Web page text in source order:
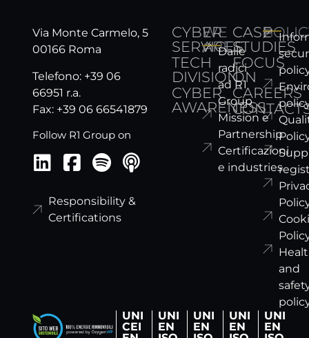
Via Monte Carmelo, 5
00166 Roma
Telefono: +39 06
66951 r.a.
Fax: +39 06 66541879
Follow R1 Group on
Responsibility &
Certifications
CYBER
SERVICES
TECH
DIVISION
CYBER
AWARENESS
WE
AREDalle
radici
ad R1
Group
Mission e
Partnership
Certificazioni
e industries
CASE
STUDIES
FOCUS
ON
CAREERS
and
UNI
CEI
UNI
EN
UNI
EN
UNI
EN
UNI
EN